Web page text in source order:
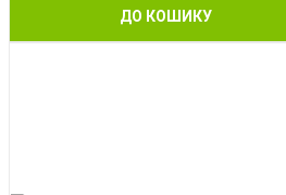
ДО КОШИКУ